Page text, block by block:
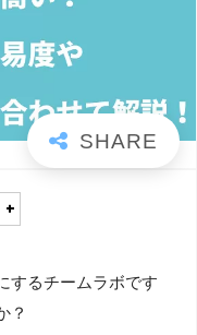
するチームラボです
？